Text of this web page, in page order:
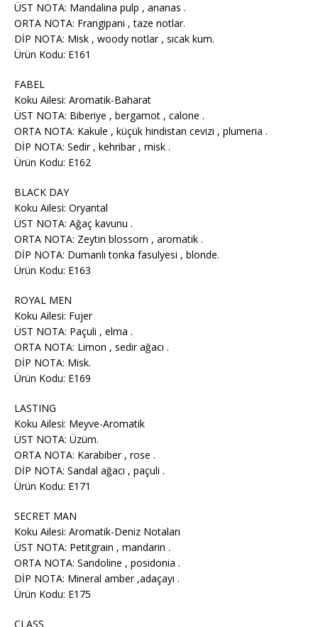
ÜST NOTA: Mandalina pulp , ananas .
ORTA NOTA: Frangipani , taze notlar.
DİP NOTA: Misk , woody notlar , sıcak kum.
Ürün Kodu: E161
FABEL
Koku Ailesi: Aromatik-Baharat
ÜST NOTA: Biberiye , bergamot , calone .
ORTA NOTA: Kakule , küçük hindistan cevizi , plumeria .
DİP NOTA: Sedir , kehribar , misk .
Ürün Kodu: E162
BLACK DAY
Koku Ailesi: Oryantal
ÜST NOTA: Ağaç kavunu .
ORTA NOTA: Zeytin blossom , aromatik .
DİP NOTA: Dumanlı tonka fasulyesi , blonde.
Ürün Kodu: E163
ROYAL MEN
Koku Ailesi: Fujer
ÜST NOTA: Paçuli , elma .
ORTA NOTA: Limon , sedir ağacı .
DİP NOTA: Misk.
Ürün Kodu: E169
LASTING
Koku Ailesi: Meyve-Aromatik
ÜST NOTA: Üzüm.
ORTA NOTA: Karabiber , rose .
DİP NOTA: Sandal ağacı , paçuli .
Ürün Kodu: E171
SECRET MAN
Koku Ailesi: Aromatik-Deniz Notaları
ÜST NOTA: Petitgrain , mandarin .
ORTA NOTA: Sandoline , posidonia .
DİP NOTA: Mineral amber ,adaçayı .
Ürün Kodu: E175
CLASS